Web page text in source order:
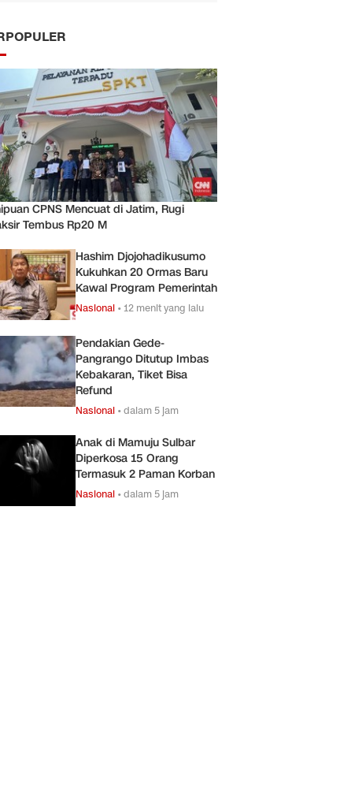
CPNS Mencuat di Jatim, Rugi
Tembus Rp20 M
Hashim Djojohadikusumo
Kukuhkan 20 Ormas Baru
Kawal Program Pemerintah
Nasional •12 menit yang lalu
Pendakian Gede-
Pangrango Ditutup Imbas
Kebakaran, Tiket Bisa
Refund
Nasional •dalam 5 jam
Anak di Mamuju Sulbar
Diperkosa 15 Orang
Termasuk 2 Paman Korban
Nasional •dalam 5 jam